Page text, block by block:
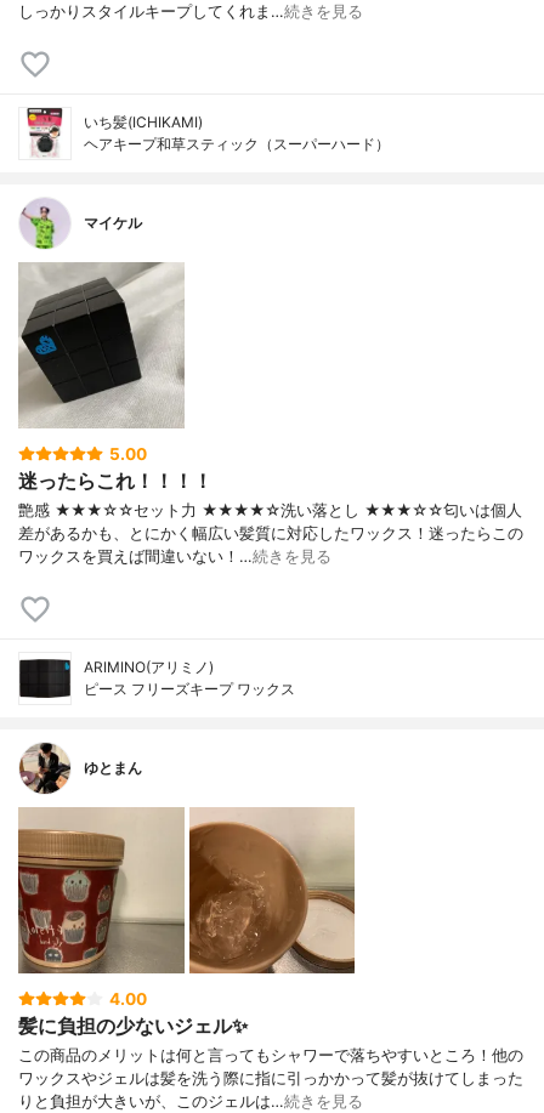
しっかりスタイルキープしてくれま…続きを見る
いち髪(ICHIKAMI)
ヘアキープ和草スティック（スーパーハード）
マイケル
5.00
迷ったらこれ！！！！
艶感 ★★★☆☆セット力 ★★★★☆洗い落とし ★★★☆☆匂いは個人
差があるかも、とにかく幅広い髪質に対応したワックス！迷ったらこの
ワックスを買えば間違いない！…続きを見る
ARIMINO(アリミノ)
ピース フリーズキープ ワックス
ゆとまん
4.00
髪に負担の少ないジェル✨
この商品のメリットは何と言ってもシャワーで落ちやすいところ！他の
ワックスやジェルは髪を洗う際に指に引っかかって髪が抜けてしまった
りと負担が大きいが、このジェルは…続きを見る